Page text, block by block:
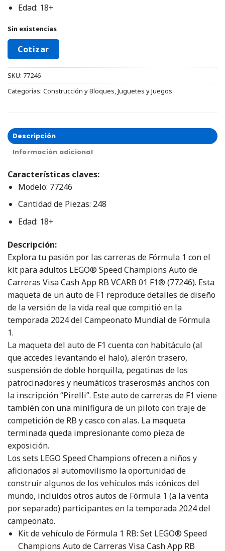
Edad: 18+
Sin existencias
Cotizar
SKU: 77246
Categorías: Construcción y Bloques,Juguetes y Juegos
Descripción
Información adicional
Características claves:
Modelo: 77246
Cantidad de Piezas: 248
Edad: 18+
Descripción:
Explora tu pasión por las carreras de Fórmula 1 con el
kit para adultos LEGO® Speed Champions Auto de
Carreras Visa Cash App RB VCARB 01 F1® (77246). Esta
maqueta de un auto de F1 reproduce detalles de diseño
de la versión de la vida real que compitió en la
temporada 2024 del Campeonato Mundial de Fórmula
1.
La maqueta del auto de F1 cuenta con habitáculo (al
que accedes levantando el halo), alerón trasero,
suspensión de doble horquilla, pegatinas de los
patrocinadores y neumáticos traserosmás anchos con
la inscripción “Pirelli”. Este auto de carreras de F1 viene
también con una minifigura de un piloto con traje de
competición de RB y casco con alas. La maqueta
terminada queda impresionante como pieza de
exposición.
Los sets LEGO Speed Champions ofrecen a niños y
aficionados al automovilismo la oportunidad de
construir algunos de los vehículos más icónicos del
mundo, incluidos otros autos de Fórmula 1 (a la venta
por separado) participantes en la temporada 2024 del
campeonato.
Kit de vehículo de Fórmula 1 RB: Set LEGO® Speed
Champions Auto de Carreras Visa Cash App RB